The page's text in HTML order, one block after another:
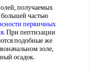
получаемых
частью
первичных
. При пептизации
подобные же
золе,
осадок.